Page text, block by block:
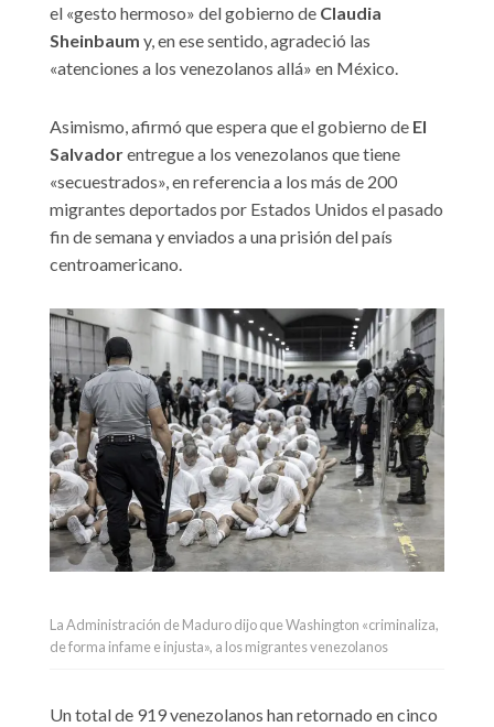
el «gesto hermoso» del gobierno de Claudia
Sheinbaum y, en ese sentido, agradeció las
«atenciones a los venezolanos allá» en México.
Asimismo, afirmó que espera que el gobierno de El
Salvadorentregue a los venezolanos que tiene
«secuestrados», en referencia a los más de 200
migrantes deportados por Estados Unidos el pasado
fin de semana y enviados a una prisión del país
centroamericano.
La Administración de Maduro dijo que Washington «criminaliza,
de forma infame e injusta», a los migrantes venezolanos
Un total de 919 venezolanos han retornado en cinco